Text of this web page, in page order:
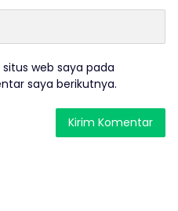
web saya pada
saya berikutnya.